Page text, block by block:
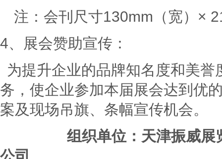
注：会刊尺寸130mm（宽）×
4、展会赞助宣传：
为提升企业的品牌知名度和美
务，使企业参加本届展会达到优
案及现场吊旗、条幅宣传机会。
组织单位：天津振威展